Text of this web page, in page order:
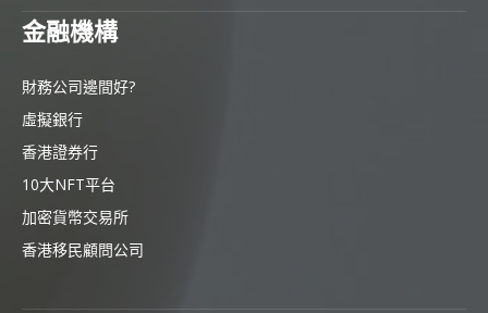
金融機構
財務公司邊間好?
虛擬銀行
香港證券行
10大NFT平台
加密貨幣交易所
香港移民顧問公司